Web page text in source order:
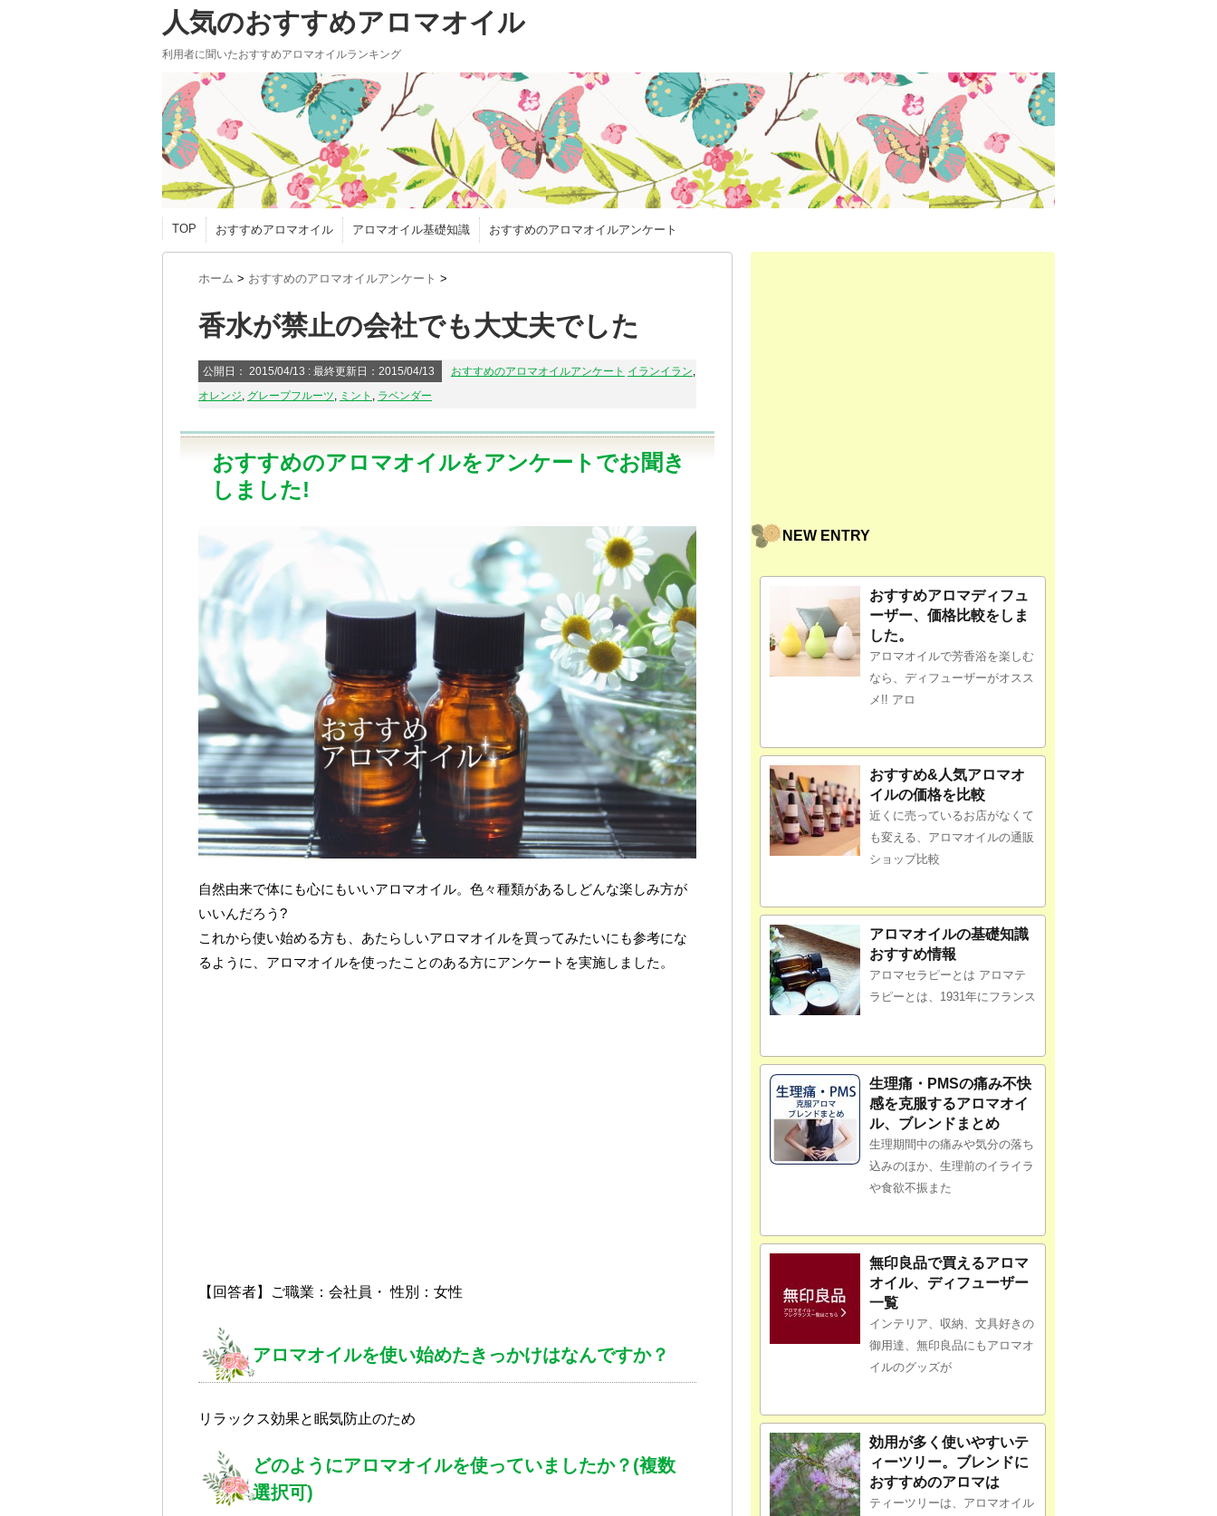
人気のおすすめアロマオイル
利用者に聞いたおすすめアロマオイルランキング
TOP おすすめアロマオイル アロマオイル基礎知識 おすすめのアロマオイルアンケート
ホーム > おすすめのアロマオイルアンケート >
香水が禁止の会社でも大丈夫でした
公開日： 2015/04/13 : 最終更新日：2015/04/13 おすすめのアロマオイルアンケート イランイラン,
オレンジ, グレープフルーツ, ミント , ラベンダー
おすすめのアロマオイルをアンケートでお聞き
しました!
自然由来で体にも心にもいいアロマオイル。色々種類があるしどんな楽しみ方が
いいんだろう?
これから使い始める方も、あたらしいアロマオイルを買ってみたいにも参考にな
るように、アロマオイルを使ったことのある方にアンケートを実施しました。
【回答者】ご職業：会社員・ 性別：女性
アロマオイルを使い始めたきっかけはなんですか？
リラックス効果と眠気防止のため
どのようにアロマオイルを使っていましたか？(複数
選択可)
NEW ENTRY
おすすめアロマディフュ
ーザー、価格比較をしま
した。
アロマオイルで芳香浴を楽しむ
なら、ディフューザーがオスス
メ!! アロ
おすすめ&人気アロマオ
イルの価格を比較
近くに売っているお店がなくて
も変える、アロマオイルの通販
ショップ比較
アロマオイルの基礎知識
おすすめ情報
アロマセラピーとは アロマテ
ラピーとは、1931年にフランス
生理痛・PMSの痛み不快
感を克服するアロマオイ
ル、ブレンドまとめ
生理期間中の痛みや気分の落ち
込みのほか、生理前のイライラ
や食欲不振また
無印良品で買えるアロマ
オイル、ディフューザー
一覧
インテリア、収納、文具好きの
御用達、無印良品にもアロマオ
イルのグッズが
効用が多く使いやすいテ
ィーツリー。ブレンドに
おすすめのアロマは
ティーツリーは、アロマオイル